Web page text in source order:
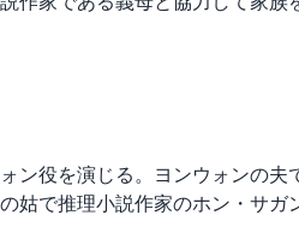
ン役を演じる。ヨンウォンの夫
姑で推理小説作家のホン・サガ